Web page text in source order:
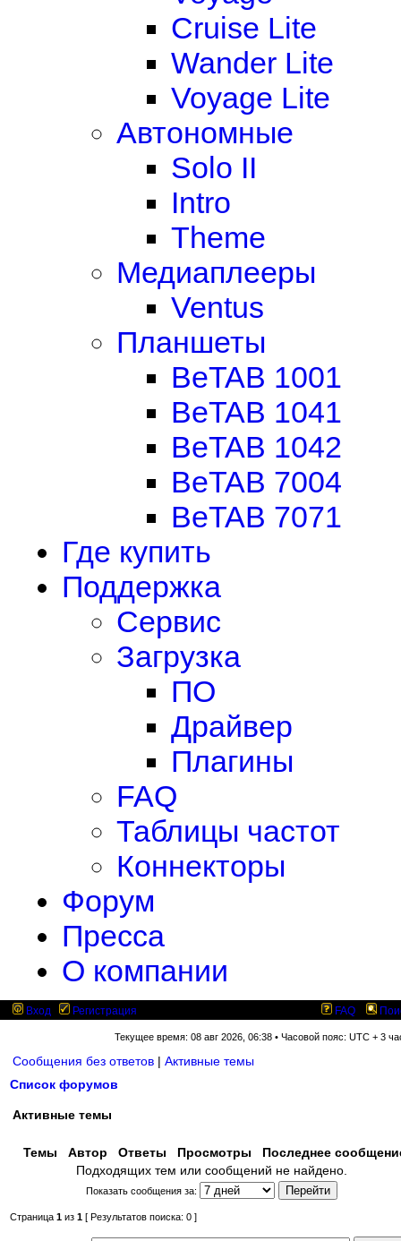
Cruise Lite
Wander Lite
Voyage Lite
Автономные
Solo II
Intro
Theme
Медиаплееры
Ventus
Планшеты
BeTAB 1001
BeTAB 1041
BeTAB 1042
BeTAB 7004
BeTAB 7071
Где купить
Поддержка
Сервис
Загрузка
ПО
Драйвер
Плагины
FAQ
Таблицы частот
Коннекторы
Форум
Пресса
О компании
Вход Регистрация FAQ
Текущее время: 08 авг 2026, 06:38 • Часовой пояс: UTC + 3
Сообщения без ответов | Активные темы
Список форумов
Активные темы
Темы Автор Ответы Просмотры
Последнее
Подходящих тем или сообщений не найдено.
Показать сообщения за:
Страница 1 из 1 [ Результатов поиска: 0 ]